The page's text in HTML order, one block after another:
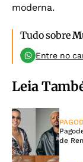
moderna.
Tudo sobre
Entre no
Leia
de